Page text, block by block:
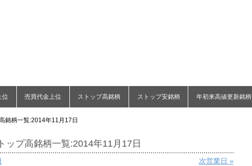
位 売買代金上位 ストップ高銘柄 ストップ安銘柄 年初来高値更新銘柄
銘柄一覧:2014年11月17日
ップ高銘柄一覧:2014年11月17日
次営業日 »